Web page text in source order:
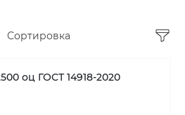
Сортировка
оц ГОСТ 14918-2020